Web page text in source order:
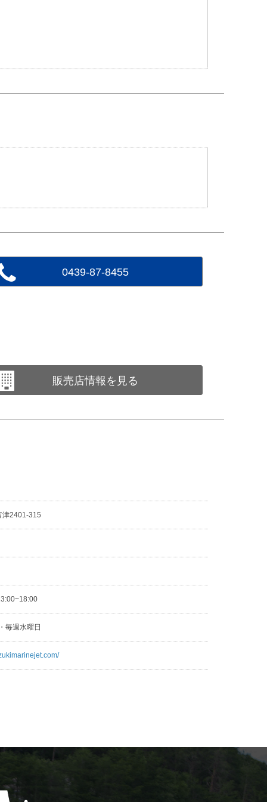
0439-87-8455
販売店情報を見る
津2401-315
毎週水曜日